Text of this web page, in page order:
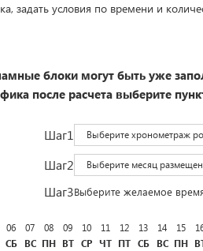
задать условия по времени и
блоки могут быть уже
после расчета выберите
Шаг1 Выберите хронометраж
Шаг2 Выберите месяц
Шаг3Выберите желаемое
06
СБ
07
ВС
08
ПН
09
ВТ
10
СР
11
ЧТ
12
ПТ
13
СБ
14
ВС
15
ПН